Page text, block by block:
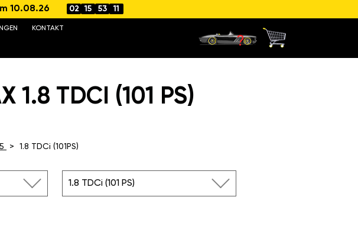
10.08.26 02 15 53 11
KONTAKT
1.8 TDCI (101 PS)
1.8 TDCi (101PS)
1.8 TDCi (101 PS)